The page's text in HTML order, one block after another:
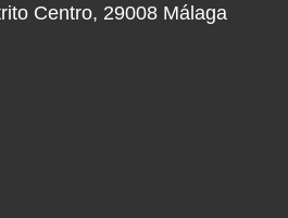
Centro, 29008 Málaga